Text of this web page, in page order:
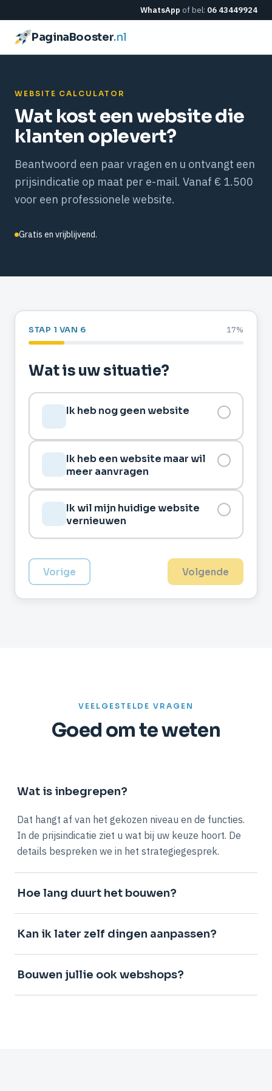
WhatsApp of bel: 06 43449924
PaginaBooster.nl
WEBSITE CALCULATOR
Wat kost een website die
klanten oplevert?
Beantwoord een paar vragen en u ontvangt een
prijsindicatie op maat per e-mail. Vanaf € 1.500
voor een professionele website.
Gratis en vrijblijvend.
STAP 1 VAN 6 17%
Wat is uw situatie?
Ik heb nog geen website
Ik heb een website maar wil
meer aanvragen
Ik wil mijn huidige website
vernieuwen
Vorige Volgende
VEELGESTELDE VRAGEN
Goed om te weten
Wat is inbegrepen?
Dat hangt af van het gekozen niveau en de functies.
In de prijsindicatie ziet u wat bij uw keuze hoort. De
details bespreken we in het strategiegesprek.
Hoe lang duurt het bouwen?
Kan ik later zelf dingen aanpassen?
Bouwen jullie ook webshops?